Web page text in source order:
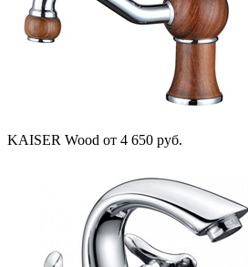
KAISER Wood от 4 650 руб.